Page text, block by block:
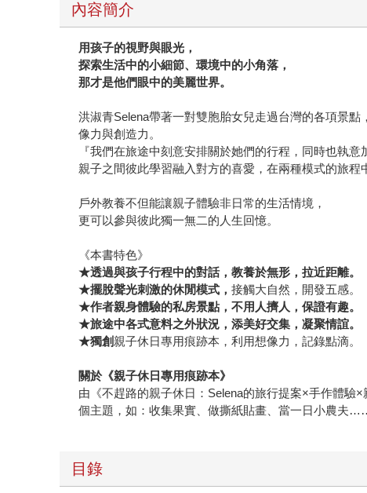
內容簡介
用孩子的視野與眼光，
探索生活中的小細節、環境中的小角落，
那才是他們眼中的美麗世界。
洪淑青Selena帶著一對雙胞胎女兒走過台灣的各項景
像力與創造力。
『我們在旅途中刻意安排關於她們的行程，同時也執意
親子之間彼此學習融入對方的喜愛，在兩種模式的旅程
戶外教養不但能讓親子體驗非日常的生活情境，
更可以參與彼此獨一無二的人生回憶。
《本書特色》
★透過與孩子行程中的對話，教養於無形，拉近距離。
★擺脫聲光刺激的休閒模式，接觸大自然，開發五感。
★作者親身體驗的私房景點，不用人擠人，保證有趣。
★旅途中各式意料之外狀況，添美好交集，凝聚情誼。
★獨創親子休日專用痕跡本，利用想像力，記錄點滴。
關於《親子休日專用痕跡本》
由《不趕路的親子休日：Selena的旅行提案×手作體驗
個主題，如：收集果實、做撕紙貼畫、當一日小農夫
目錄